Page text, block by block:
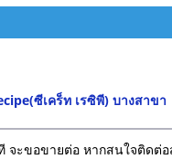
ซีเคร็ท เรซิพี) บางสาขา
จะขอขายต่อ หากสนใจติดต่